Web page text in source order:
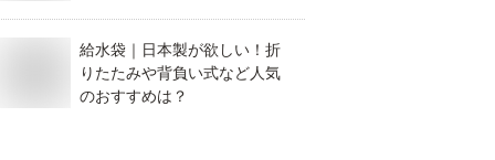
給水袋｜日本製が欲しい！折
りたたみや背負い式など人気
のおすすめは？